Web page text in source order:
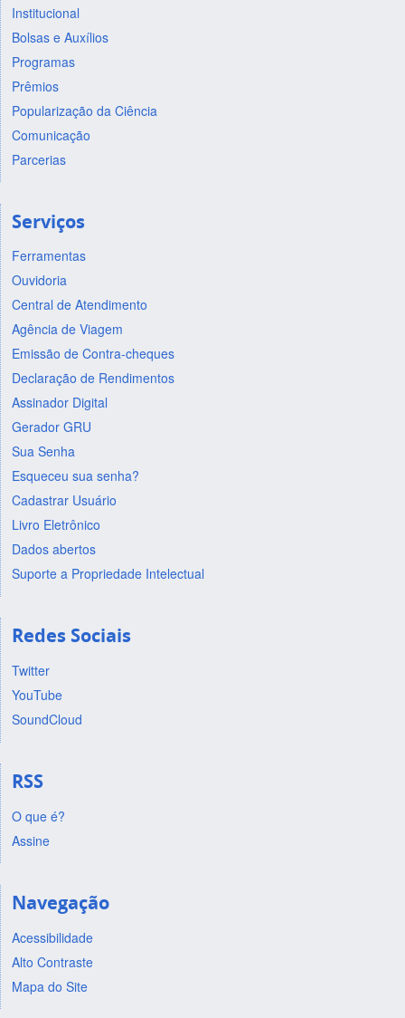
Institucional
Bolsas e Auxílios
Programas
Prêmios
Popularização da Ciência
Comunicação
Parcerias
Serviços
Ferramentas
Ouvidoria
Central de Atendimento
Agência de Viagem
Emissão de Contra-cheques
Declaração de Rendimentos
Assinador Digital
Gerador GRU
Sua Senha
Esqueceu sua senha?
Cadastrar Usuário
Livro Eletrônico
Dados abertos
Suporte a Propriedade Intelectual
Redes Sociais
Twitter
YouTube
SoundCloud
RSS
O que é?
Assine
Navegação
Acessibilidade
Alto Contraste
Mapa do Site